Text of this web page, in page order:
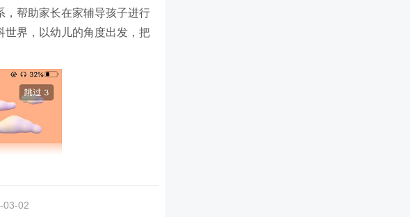
，帮助家长在家辅导孩子进行
世界，以幼儿的角度出发，把
03-02